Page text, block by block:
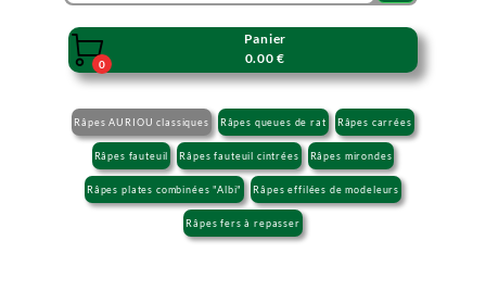

0
Panier
0.00 €
Râpes AURIOU classiques Râpes queues de rat Râpes carrées
Râpes fauteuil Râpes fauteuil cintrées Râpes mirondes
Râpes plates combinées "Albi" Râpes effilées de modeleurs
Râpes fers à repasser